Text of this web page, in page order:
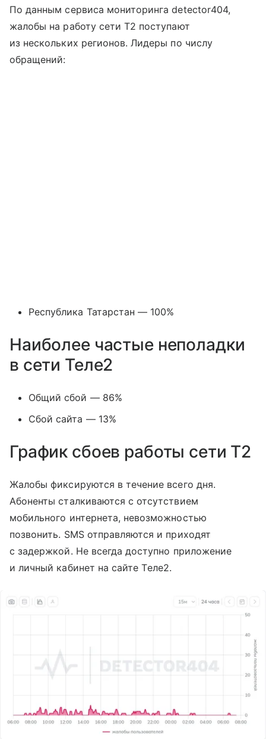
По данным сервиса мониторинга detector404,
жалобы на работу сети T2 поступают
из нескольких регионов. Лидеры по числу
обращений:
Республика Татарстан — 100%
Наиболее частые неполадки
в сети Теле2
Общий сбой — 86%
Сбой сайта — 13%
График сбоев работы сети T2
Жалобы фиксируются в течение всего дня.
Абоненты сталкиваются с отсутствием
мобильного интернета, невозможностью
позвонить. SMS отправляются и приходят
с задержкой. Не всегда доступно приложение
и личный кабинет на сайте Tеле2.